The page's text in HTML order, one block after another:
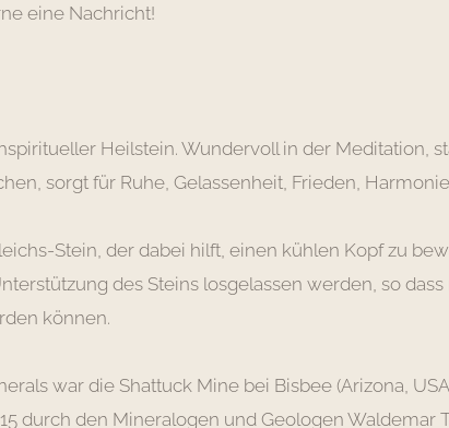
eine Nachricht!
Heilstein. Wundervoll in der Meditation,
sorgt für Ruhe, Gelassenheit, Frieden,
Stein, der dabei hilft, einen kühlen Kopf zu
des Steins losgelassen werden, so
können.
war die Shattuck Mine bei Bisbee (Arizona,
durch den Mineralogen und Geologen Waldemar